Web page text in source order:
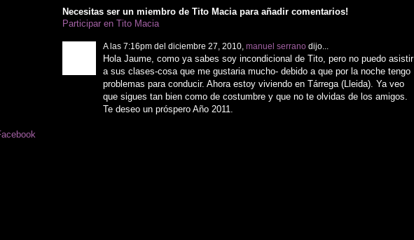
Necesitas ser un miembro de Tito Macia para añadir comentarios!
Participar en Tito Macia
A las 7:16pm del diciembre 27, 2010, manuel serranodijo...
Hola Jaume, como ya sabes soy incondicional de Tito, pero no puedo asistir
a sus clases-cosa que me gustaria mucho- debido a que por la noche tengo
problemas para conducir. Ahora estoy viviendo en Tárrega (Lleida). Ya veo
que sigues tan bien como de costumbre y que no te olvidas de los amigos.
Te deseo un próspero Año 2011.